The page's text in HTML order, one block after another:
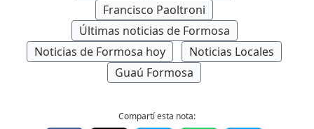
Francisco Paoltroni
Últimas noticias de Formosa
Noticias de Formosa hoy
Noticias Locales
Guaú Formosa
Compartí esta nota: